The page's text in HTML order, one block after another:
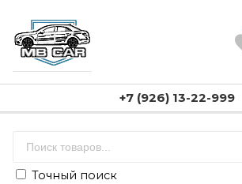
+7 (926) 13-22-999
Точный поиск